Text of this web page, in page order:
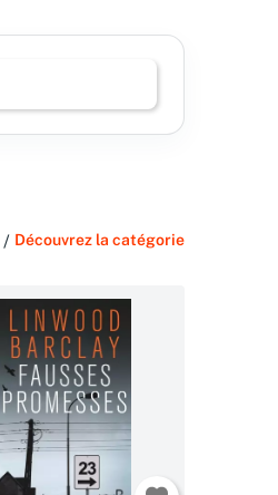
/ Découvrez la catégorie